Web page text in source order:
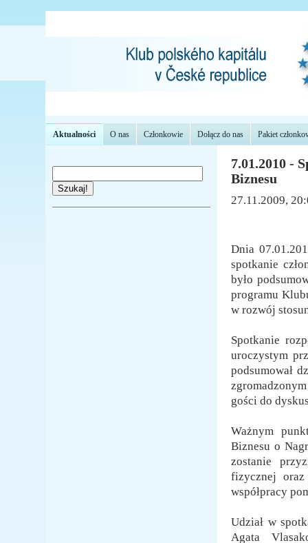
Aktualności O nas Członkowie Dołącz do nas Pakiet
Szukaj!
7.01.2010 -
Biznesu
27.11.2009,
Dnia
spotkanie
było
programu
w rozwój
Spotkanie
uroczystym
podsumował
gości do
Ważnym
Biznesu o
zostanie
fizycznej
współpracy
Udział w
Agata